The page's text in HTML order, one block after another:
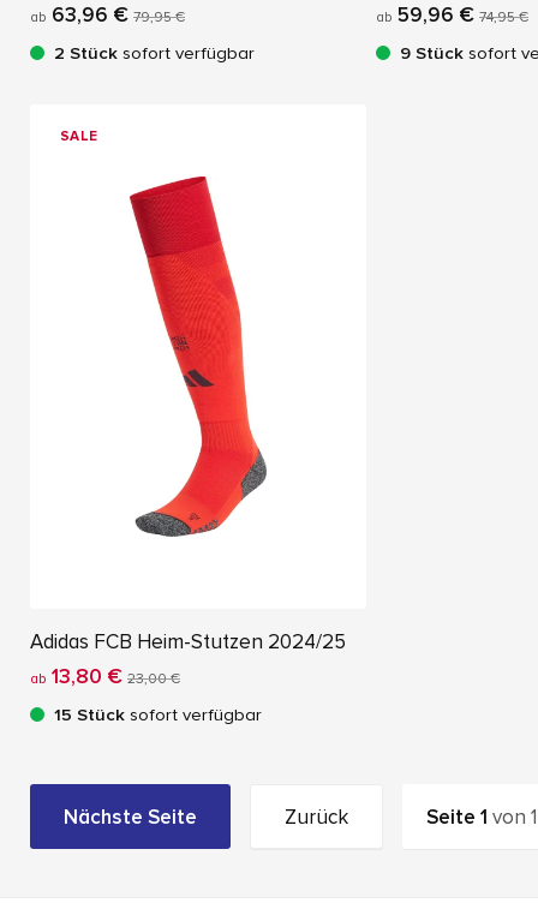
ab 63,96 € 79,95 €
2 Stück sofort verfügbar
ab 59,96 € 74,95 €
9 Stück sofort
SALE
Adidas FCB Heim-Stutzen 2024/25
ab 13,80 € 23,00 €
15 Stück sofort verfügbar
Nächste Seite Zurück Seite1 von1